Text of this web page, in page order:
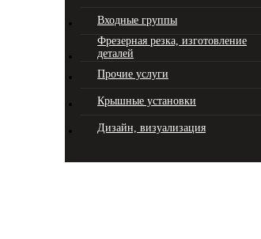
Входные группы
Фрезерная резка, изготовление
деталей
Прочие услуги
Крышные установки
Дизайн, визуализация